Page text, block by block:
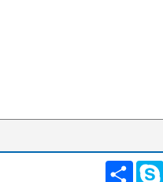
انشر Skype